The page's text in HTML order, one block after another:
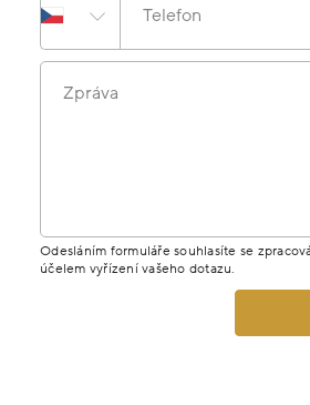
Telefon
Zpráva
Odesláním formuláře souhlasíte se
účelem vyřízení vašeho dotazu.